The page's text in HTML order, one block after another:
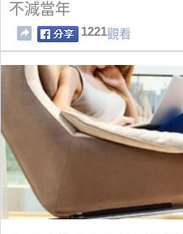
不減當年
1221觀看